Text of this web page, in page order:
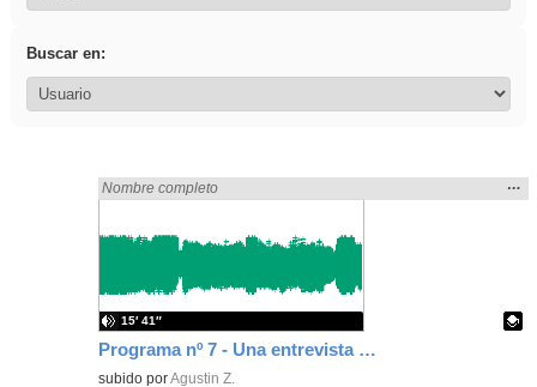
Buscar en:
Programa nº 7 - Una entrevista muy especial -
Encontrado «zaragoza» en:
Nombre completo
la
…
Contenido educativo.
subido porAgustin Z.
15′ 41″